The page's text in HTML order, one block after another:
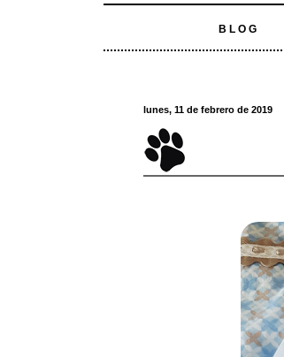
BLOG
lunes, 11 de febrero de 2019